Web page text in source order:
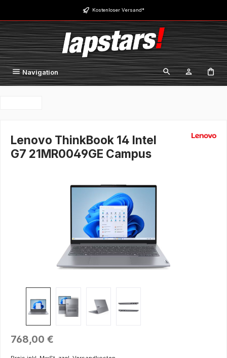
Zum Hauptinhalt springen Kostenloser Versand*
Navigation
Lenovo ThinkBook 14 Intel
G7 21MR0049GE Campus
Regulärer Preis:
768,00 €